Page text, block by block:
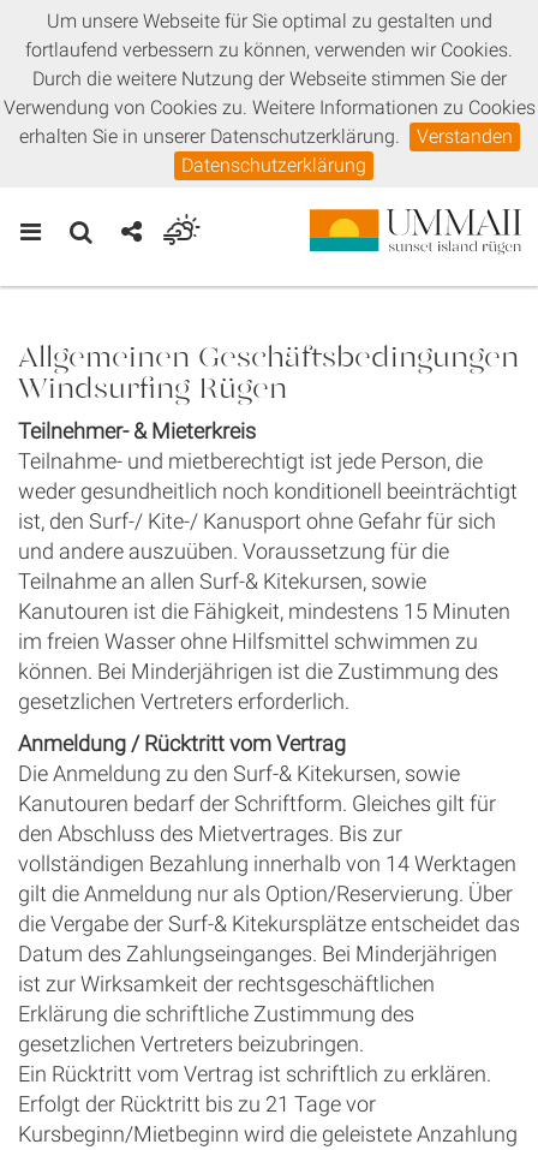
Um unsere Webseite für Sie optimal zu gestalten und
fortlaufend verbessern zu können, verwenden wir Cookies.
Durch die weitere Nutzung der Webseite stimmen Sie der
Verwendung von Cookies zu. Weitere Informationen zu Cookies
erhalten Sie in unserer Datenschutzerklärung.
Verstanden
Datenschutzerklärung
Allgemeinen Geschäftsbedingungen
Windsurfing Rügen
Teilnehmer- & Mieterkreis
Teilnahme- und mietberechtigt ist jede Person, die
weder gesundheitlich noch konditionell beeinträchtigt
ist, den Surf-/ Kite-/ Kanusport ohne Gefahr für sich
und andere auszuüben. Voraussetzung für die
Teilnahme an allen Surf-& Kitekursen, sowie
Kanutouren ist die Fähigkeit, mindestens 15 Minuten
im freien Wasser ohne Hilfsmittel schwimmen zu
können. Bei Minderjährigen ist die Zustimmung des
gesetzlichen Vertreters erforderlich.
Anmeldung / Rücktritt vom Vertrag
Die Anmeldung zu den Surf-& Kitekursen, sowie
Kanutouren bedarf der Schriftform. Gleiches gilt für
den Abschluss des Mietvertrages. Bis zur
vollständigen Bezahlung innerhalb von 14 Werktagen
gilt die Anmeldung nur als Option/Reservierung. Über
die Vergabe der Surf-& Kitekursplätze entscheidet das
Datum des Zahlungseinganges. Bei Minderjährigen
ist zur Wirksamkeit der rechtsgeschäftlichen
Erklärung die schriftliche Zustimmung des
gesetzlichen Vertreters beizubringen.
Ein Rücktritt vom Vertrag ist schriftlich zu erklären.
Erfolgt der Rücktritt bis zu 21 Tage vor
Kursbeginn/Mietbeginn wird die geleistete Anzahlung